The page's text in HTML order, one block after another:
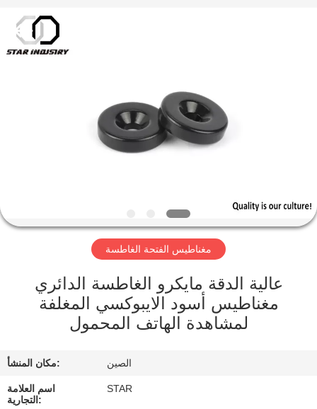
عنا
المعمل
مراقبة
الجودة
Copyright
2020
2021
مغناطيس الفتحة الغاطسة
عالية الدقة مايكرو الغاطسة الدائري
مغناطيس أسود الايبوكسي المغلفة
لمشاهدة الهاتف المحمول
مكان المنشأ: الصين
اسم العلامة
التجارية:
STAR